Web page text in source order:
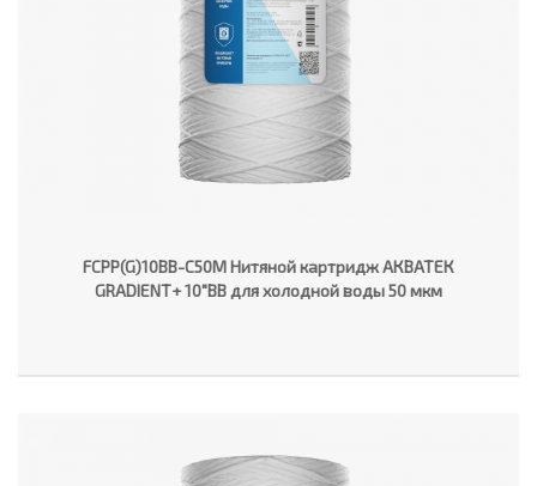
FCPP(G)10BB-C50M Нитяной картридж АКВАТЕК
GRADIENT+ 10"ВВ для холодной воды 50 мкм